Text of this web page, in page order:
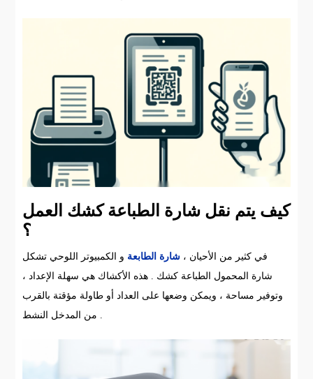
كيف يتم نقل شارة الطباعة كشك العمل
؟
في كثير من الأحيان ، شارة الطابعة و الكمبيوتر اللوحي تشكل
شارة المحمول الطباعة كشك . هذه الأكشاك هي سهلة الإعداد ،
وتوفير مساحة ، ويمكن وضعها على العداد أو طاولة مؤقتة بالقرب